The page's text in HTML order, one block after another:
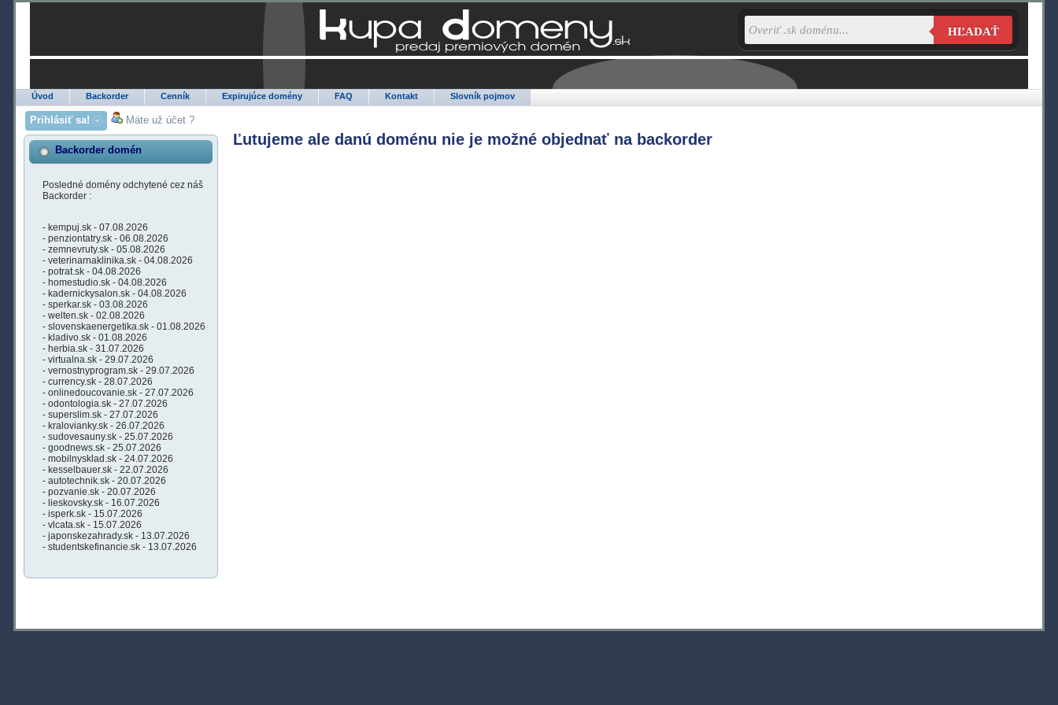
Úvod Backorder Cenník Expirujúce domény FAQ Kontakt Slovník pojmov
HĽADAŤ
Prihlásiť sa! Máte už účet ?
Backorder domén
Posledné domény odchytené cez náš
Backorder :
- kempuj.sk - 07.08.2026
- penziontatry.sk - 06.08.2026
- zemnevruty.sk - 05.08.2026
- veterinarnaklinika.sk - 04.08.2026
- potrat.sk - 04.08.2026
- homestudio.sk - 04.08.2026
- kadernickysalon.sk - 04.08.2026
- sperkar.sk - 03.08.2026
- welten.sk - 02.08.2026
- slovenskaenergetika.sk - 01.08.2026
- kladivo.sk - 01.08.2026
- herbia.sk - 31.07.2026
- virtualna.sk - 29.07.2026
- vernostnyprogram.sk - 29.07.2026
- currency.sk - 28.07.2026
- onlinedoucovanie.sk - 27.07.2026
- odontologia.sk - 27.07.2026
- superslim.sk - 27.07.2026
- kralovianky.sk - 26.07.2026
- sudovesauny.sk - 25.07.2026
- goodnews.sk - 25.07.2026
- mobilnysklad.sk - 24.07.2026
- kesselbauer.sk - 22.07.2026
- autotechnik.sk - 20.07.2026
- pozvanie.sk - 20.07.2026
- lieskovsky.sk - 16.07.2026
- isperk.sk - 15.07.2026
- vlcata.sk - 15.07.2026
- japonskezahrady.sk - 13.07.2026
- studentskefinancie.sk - 13.07.2026
Ľutujeme ale danú doménu nie je možné objednať na backorder